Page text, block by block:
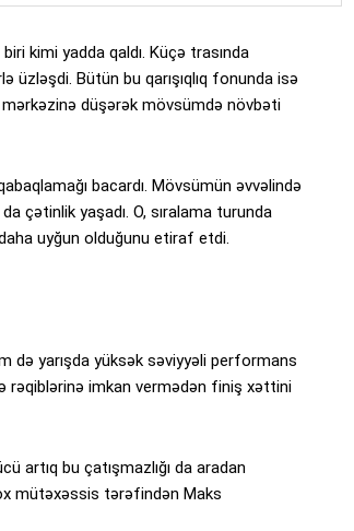
kimi yadda qaldı. Küçə trasında
Bütün bu qarışıqlıq fonunda isə
düşərək mövsümdə növbəti
bacardı. Mövsümün əvvəlində
çətinlik yaşadı. O, sıralama turunda
uyğun olduğunu etiraf etdi.
də yarışda yüksək səviyyəli performans
rəqiblərinə imkan vermədən finiş xəttini
artıq bu çatışmazlığı da aradan
mütəxəssis tərəfindən Maks